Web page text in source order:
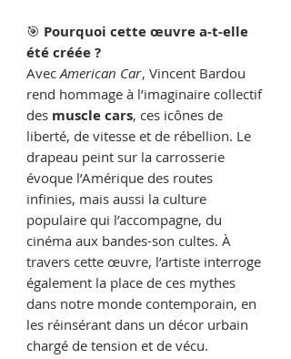
🎯 Pourquoi cette œuvre a-t-elle
été créée ?
AvecAmerican Car, Vincent Bardou
rend hommage à l’imaginaire collectif
des muscle cars, ces icônes de
liberté, de vitesse et de rébellion. Le
drapeau peint sur la carrosserie
évoque l’Amérique des routes
infinies, mais aussi la culture
populaire qui l’accompagne, du
cinéma aux bandes-son cultes. À
travers cette œuvre, l’artiste interroge
également la place de ces mythes
dans notre monde contemporain, en
les réinsérant dans un décor urbain
chargé de tension et de vécu.